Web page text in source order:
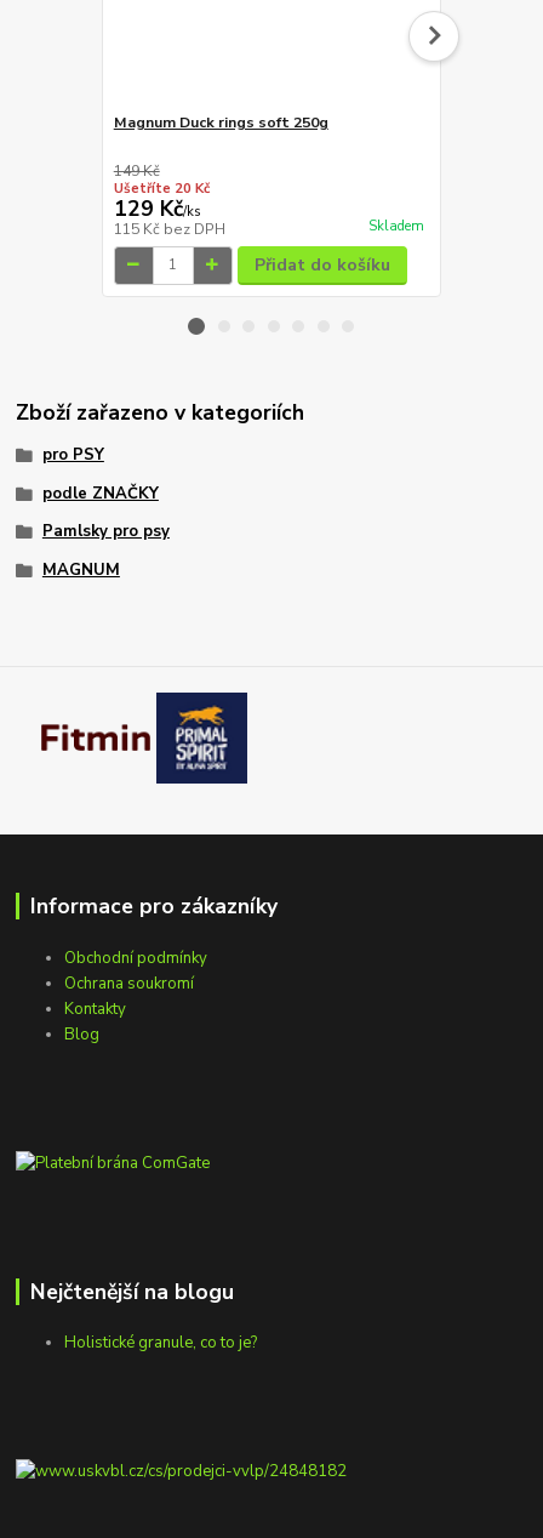
Magnum Duck rings soft 250g
149 Kč
Ušetříte 20 Kč
129 Kč/ks
115 Kč bez DPH Skladem
Přidat do košíku
Zboží zařazeno v kategoriích
pro PSY
podle ZNAČKY
Pamlsky pro psy
MAGNUM
Informace pro zákazníky
Obchodní podmínky
Ochrana soukromí
Kontakty
Blog
Nejčtenější na blogu
Holistické granule, co to je?